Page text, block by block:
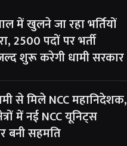
में खुलने जा रहा भर्तियों
2500 पदों पर भर्ती
जल्द शुरू करेगी धामी सरकार
से मिले NCC महानिदेशक,
में नई NCC यूनिट्स
बनी सहमति